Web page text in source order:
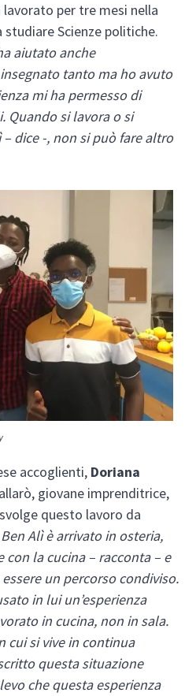
lavorato per tre mesi nella
Scienze politiche.
aiutato anche
tanto ma ho avuto
mi ha permesso di
Quando si lavora o si
dice -, non si può fare altro
accoglienti, Doriana
giovane imprenditrice,
questo lavoro da
Alì è arrivato in osteria,
la cucina – racconta – e
un percorso condiviso.
in lui un’esperienza
in cucina, non in sala.
cui si vive in continua
questa situazione
che questa esperienza